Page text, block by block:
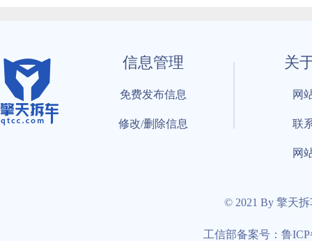
信息管理
免费发布信息
修改/删除信息
关
网
联
网
© 2021 By 擎天
工信部备案号：鲁